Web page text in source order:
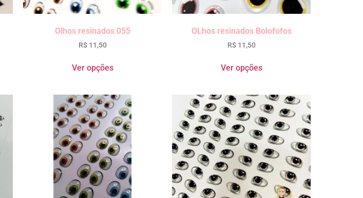
Olhos resinados 055
R$11,50
Ver opções
OLhos resinados Bolofofos
R$11,50
Ver opções